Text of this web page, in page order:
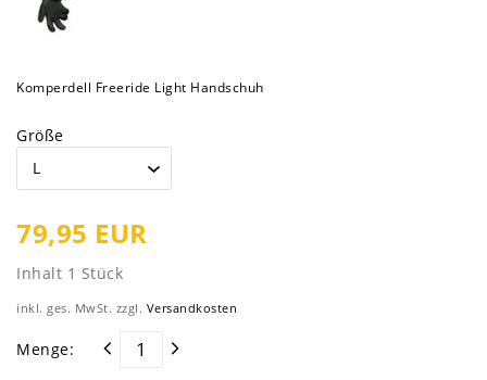
Komperdell Freeride Light Handschuh
Größe
79,95 EUR
Inhalt 1 Stück
inkl. ges. MwSt. zzgl. Versandkosten
Menge: